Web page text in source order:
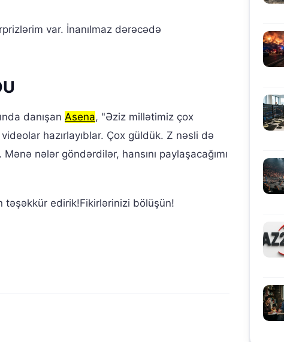
var. İnanılmaz dərəcədə
danışan Asena, "Əziz millətimiz çox
hazırlayıblar. Çox güldük. Z nəsli də
nələr göndərdilər, hansını paylaşacağımı
edirik!Fikirlərinizi bölüşün!